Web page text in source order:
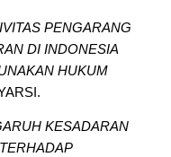
PENGARANG
DI INDONESIA
HUKUM
KESADARAN